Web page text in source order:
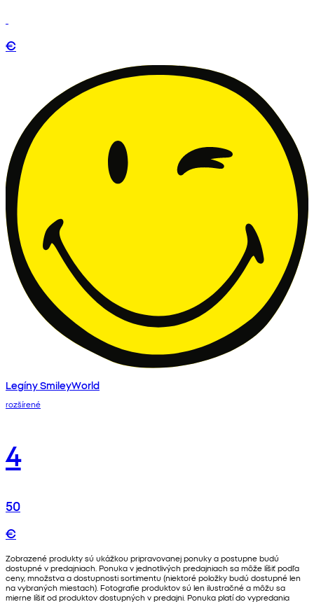
€
Legíny SmileyWorld
rozšírené
4
50
€
Zobrazené produkty sú ukážkou pripravovanej ponuky a postupne budú
dostupné v predajniach. Ponuka v jednotlivých predajniach sa môže líšiť podľa
ceny, množstva a dostupnosti sortimentu (niektoré položky budú dostupné len
na vybraných miestach). Fotografie produktov sú len ilustračné a môžu sa
mierne líšiť od produktov dostupných v predajni. Ponuka platí do vypredania